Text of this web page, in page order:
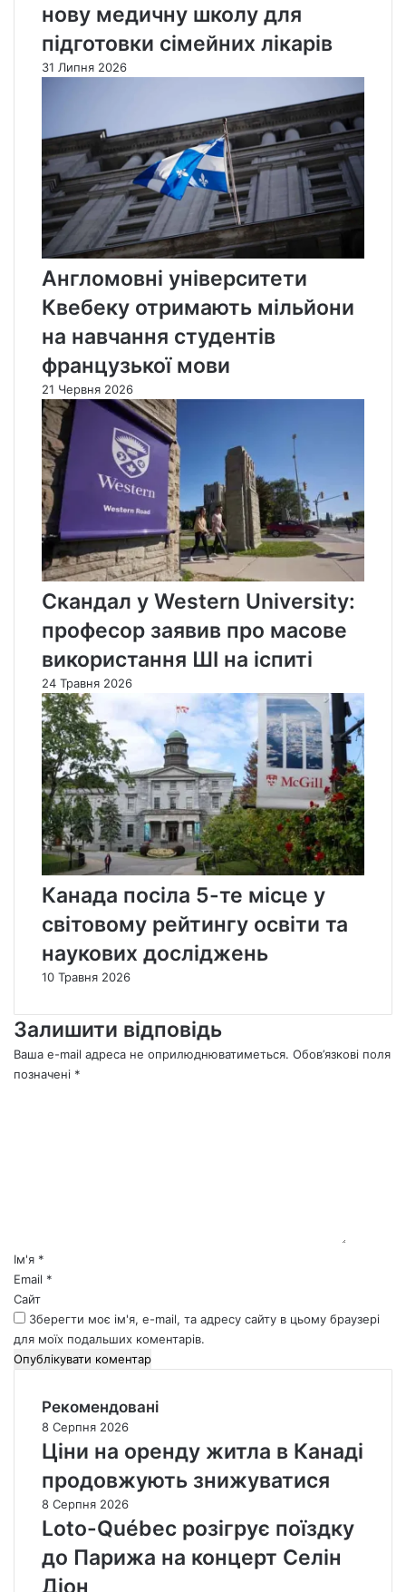
нову медичну школу для
підготовки сімейних лікарів
31 Липня 2026
Англомовні університети
Квебеку отримають мільйони
на навчання студентів
французької мови
21 Червня 2026
Скандал у Western University:
професор заявив про масове
використання ШІ на іспиті
24 Травня 2026
Канада посіла 5-те місце у
світовому рейтингу освіти та
наукових досліджень
10 Травня 2026
Залишити відповідь
Ваша e-mail адреса не оприлюднюватиметься. Обов’язкові поля
позначені *
*Ім'я *
Email *
Сайт
Зберегти моє ім'я, e-mail, та адресу сайту в цьому браузері
для моїх подальших коментарів.
Рекомендовані
8 Серпня 2026
Ціни на оренду житла в Канаді
продовжують знижуватися
8 Серпня 2026
Loto-Québec розігрує поїздку
до Парижа на концерт Селін
Діон